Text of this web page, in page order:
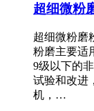
超细微粉
超细微粉磨
粉磨主要适
9级以下的
试验和改进
机，…